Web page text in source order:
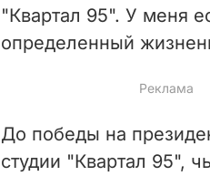
"Квартал 95". У меня
определенный
До победы на
студии "Квартал 95",